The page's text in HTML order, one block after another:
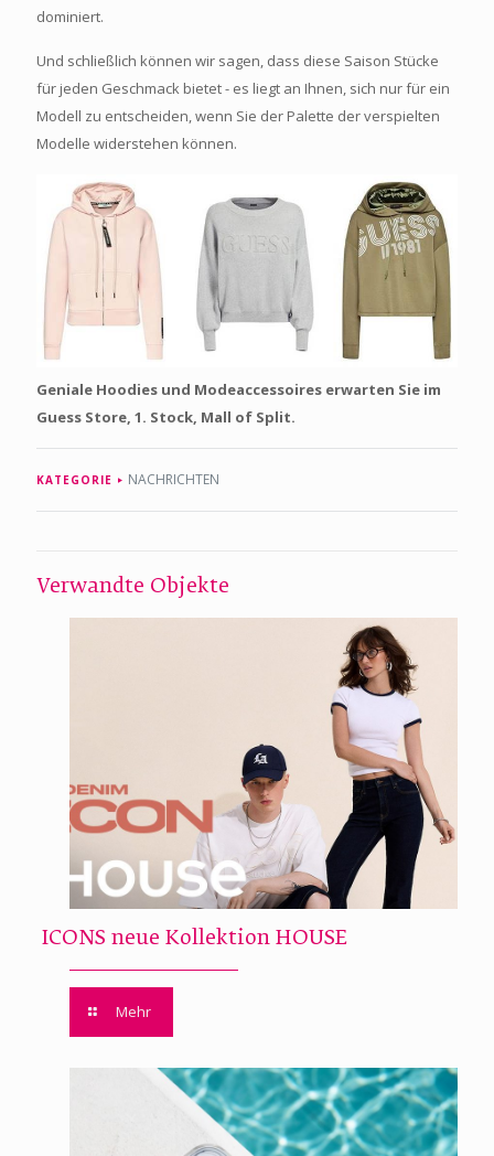
dominiert.
Und schließlich können wir sagen, dass diese Saison Stücke
für jeden Geschmack bietet - es liegt an Ihnen, sich nur für ein
Modell zu entscheiden, wenn Sie der Palette der verspielten
Modelle widerstehen können.
Geniale Hoodies und Modeaccessoires erwarten Sie im
Guess Store, 1. Stock, Mall of Split.
KATEGORIE NACHRICHTEN
Verwandte Objekte
ICONS neue Kollektion HOUSE
Mehr